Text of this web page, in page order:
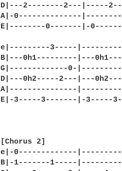
D|---2--------2---|-----
A|-0--------------
E|--------0-------|-
e|---------3-----
B|---0h1---------|---
G|-------------0-
D|---0h2-----2---|---
A|---------------
E|-3-----3-------|-3-----
[Chorus 2]
e|-0-------------
B|-1-------1-----